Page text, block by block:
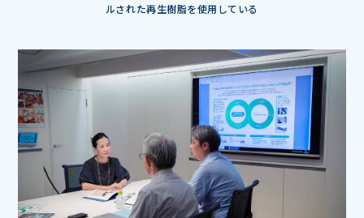
ルされた再生樹脂を使用している